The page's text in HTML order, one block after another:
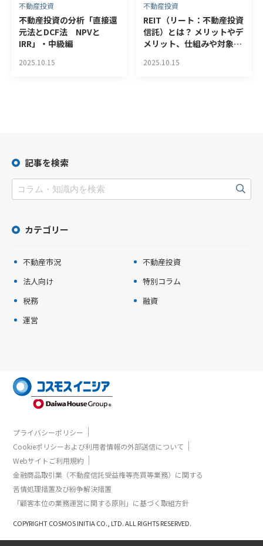
不動産投資
不動産投資の分析「直接還
元法とDCF法 NPVと
IRR」・中級編
2025.10.15
不動産投資
REIT（リート：不動産投資
信託）とは？ メリットやデ
メリット、仕組みや対象の
2025.10.15
記事を検索
カテゴリー
不動産市況
不動産投資
法人向け
特別コラム
税務
融資
運営
プライバシーポリシー ｜
Cookieポリシーおよび利用者情報の外部送信について ｜
Webサイトご利用規約 ｜
金融商品取引業（不動産信託受益権等売買等業務）に関する
苦情処理措置及び紛争解決措置
「顧客本位の業務運営に関する原則」に基づく取組方針
COPYRIGHT COSMOS INITIA CO., LTD. ALL RIGHTS RESERVED.